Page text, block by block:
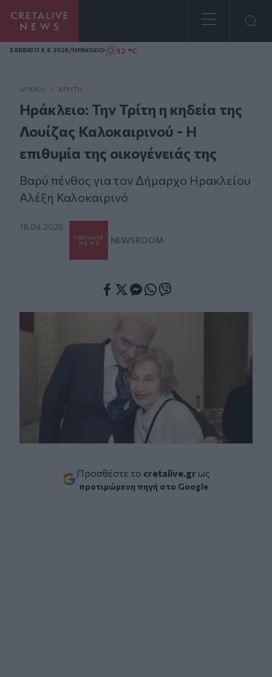
Homepage
ΣAΒΒΑΤΟ 8.8.2026/ΗΡΑΚΛΕΙΟ 32 °C
ΑΡΧΙΚΗ / ΚΡΉΤΗ
Ηράκλειο: Την Τρίτη η κηδεία της
Λουίζας Καλοκαιρινού - Η
επιθυμία της οικογένειάς της
Βαρύ πένθος για τον Δήμαρχο Ηρακλείου
Αλέξη Καλοκαιρινό
18.04.2026
NEWSROOM
Προσθέστε το cretalive.gr ως
προτιμώμενη πηγή στο Google